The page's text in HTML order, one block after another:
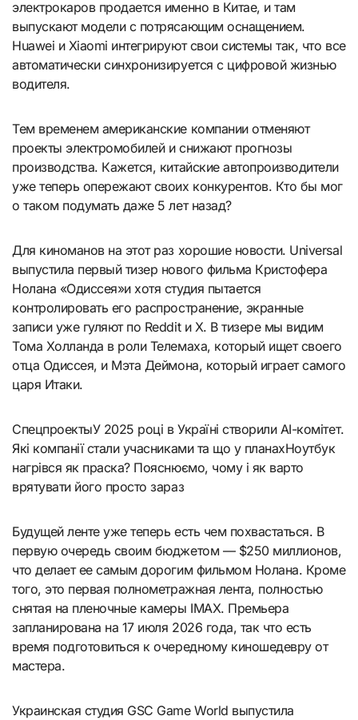
электрокаров продается именно в Китае, и там
выпускают модели с потрясающим оснащением.
Huawei и Xiaomi интегрируют свои системы так, что все
автоматически синхронизируется с цифровой жизнью
водителя.
Тем временем американские компании отменяют
проекты электромобилей и снижают прогнозы
производства. Кажется, китайские автопроизводители
уже теперь опережают своих конкурентов. Кто бы мог
о таком подумать даже 5 лет назад?
Для киноманов на этот раз хорошие новости. Universal
выпустила первый тизер нового фильма Кристофера
Нолана «Одиссея»и хотя студия пытается
контролировать его распространение, экранные
записи уже гуляют по Reddit и X. В тизере мы видим
Тома Холланда в роли Телемаха, который ищет своего
отца Одиссея, и Мэта Деймона, который играет самого
царя Итаки.
СпецпроектыУ 2025 році в Україні створили AI-комітет.
Які компанії стали учасниками та що у планахНоутбук
нагрівся як праска? Пояснюємо, чому і як варто
врятувати його просто зараз
Будущей ленте уже теперь есть чем похвастаться. В
первую очередь своим бюджетом — $250 миллионов,
что делает ее самым дорогим фильмом Нолана. Кроме
того, это первая полнометражная лента, полностью
снятая на пленочные камеры IMAX. Премьера
запланирована на 17 июля 2026 года, так что есть
время подготовиться к очередному киношедевру от
мастера.
Украинская студия GSC Game World выпустила